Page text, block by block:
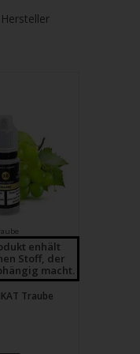
enhält
Stoff, der
macht.
Traube